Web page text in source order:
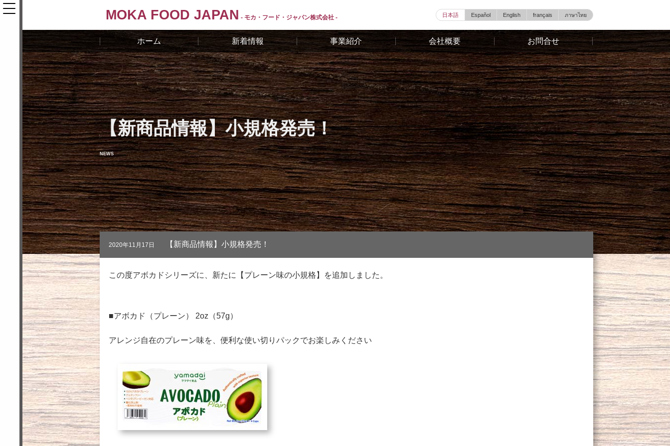
MOKA FOOD JAPAN - モカ・フード・ジャパン株式会社 - 日本語 Español English français ภาษาไทย
ホーム 新着情報 事業紹介 会社概要 お問合せ
【新商品情報】小規格発売！
NEWS
2020年11月17日 【新商品情報】小規格発売！
この度アボカドシリーズに、新たに【プレーン味の小規格】を追加しました。
■アボカド（プレーン） 2oz（57g）
アレンジ自在のプレーン味を、便利な使い切りパックでお楽しみください